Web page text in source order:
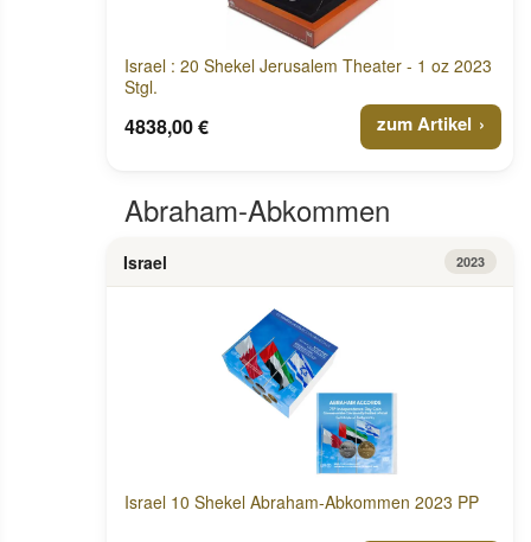
Israel : 20 Shekel Jerusalem Theater - 1 oz 2023
Stgl.
4838,00 € zum Artikel
Abraham-Abkommen
Israel 2023
Israel 10 Shekel Abraham-Abkommen 2023 PP